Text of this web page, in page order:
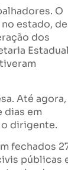
O
estado, de
dos
Estadual
Até agora,
dias em
o dirigente.
fechados
públicas